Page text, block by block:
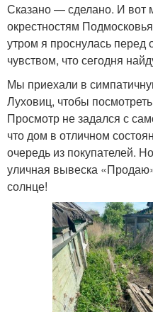
Сказано — сделано. И вот
окрестностям
утром я проснулась
чувством, что сегодня
Мы приехали в
Луховиц, чтобы
Просмотр не задался с
что дом в отличном
очередь из покупателей.
уличная вывеска
солнце!